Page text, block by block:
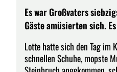
Es war Großvaters
Gäste amüsierten sich.
Lotte hatte sich den Tag im
schnellen Schuhe, mopste